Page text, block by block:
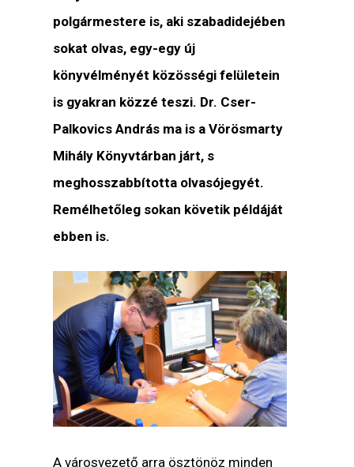
polgármestere is, aki szabadidejében
sokat olvas, egy-egy új
könyvélményét közösségi felületein
is gyakran közzé teszi. Dr. Cser-
Palkovics András ma is a Vörösmarty
Mihály Könyvtárban járt, s
meghosszabbította olvasójegyét.
Remélhetőleg sokan követik példáját
ebben is.
A városvezető arra ösztönöz minden